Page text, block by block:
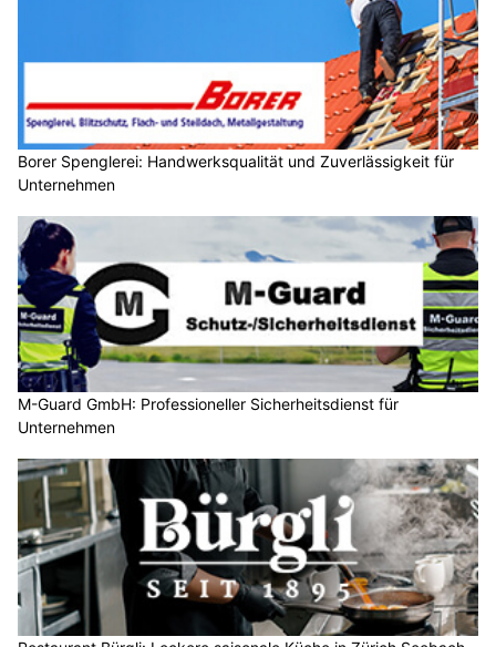
Borer Spenglerei: Handwerksqualität und Zuverlässigkeit für
Unternehmen
M-Guard GmbH: Professioneller Sicherheitsdienst für
Unternehmen